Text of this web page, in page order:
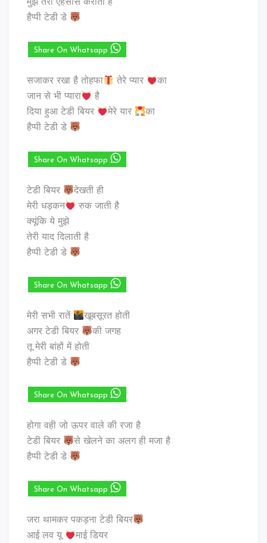
मुझे तेरा एहसास कराता है
हैप्पी टेडी डे
Share On Whatsapp
सजाकर रखा है तोहफा तेरे प्यार
का
जान से भी प्यारा
है
दिया हुआ टेडी बियर
मेरे यार
का
हैप्पी टेडी डे
Share On Whatsapp
टेडी बियर
देखती ही
मेरी धड़कन
रुक जाती है
क्यूंकि ये मुझे
तेरी याद दिलाती है
हैप्पी टेडी डे
Share On Whatsapp
मेरी सभी रातें
खूबसूरत होती
अगर टेडी बियर
की जगह
तू मेरी बांहों में होती
हैप्पी टेडी डे
Share On Whatsapp
होगा वही जो ऊपर वाले की रजा है
टेडी बियर
से खेलने का अलग ही मजा है
हैप्पी टेडी डे
Share On Whatsapp
जरा थामकर पकड़ना टेडी बियर
आई लव यू
माई डियर